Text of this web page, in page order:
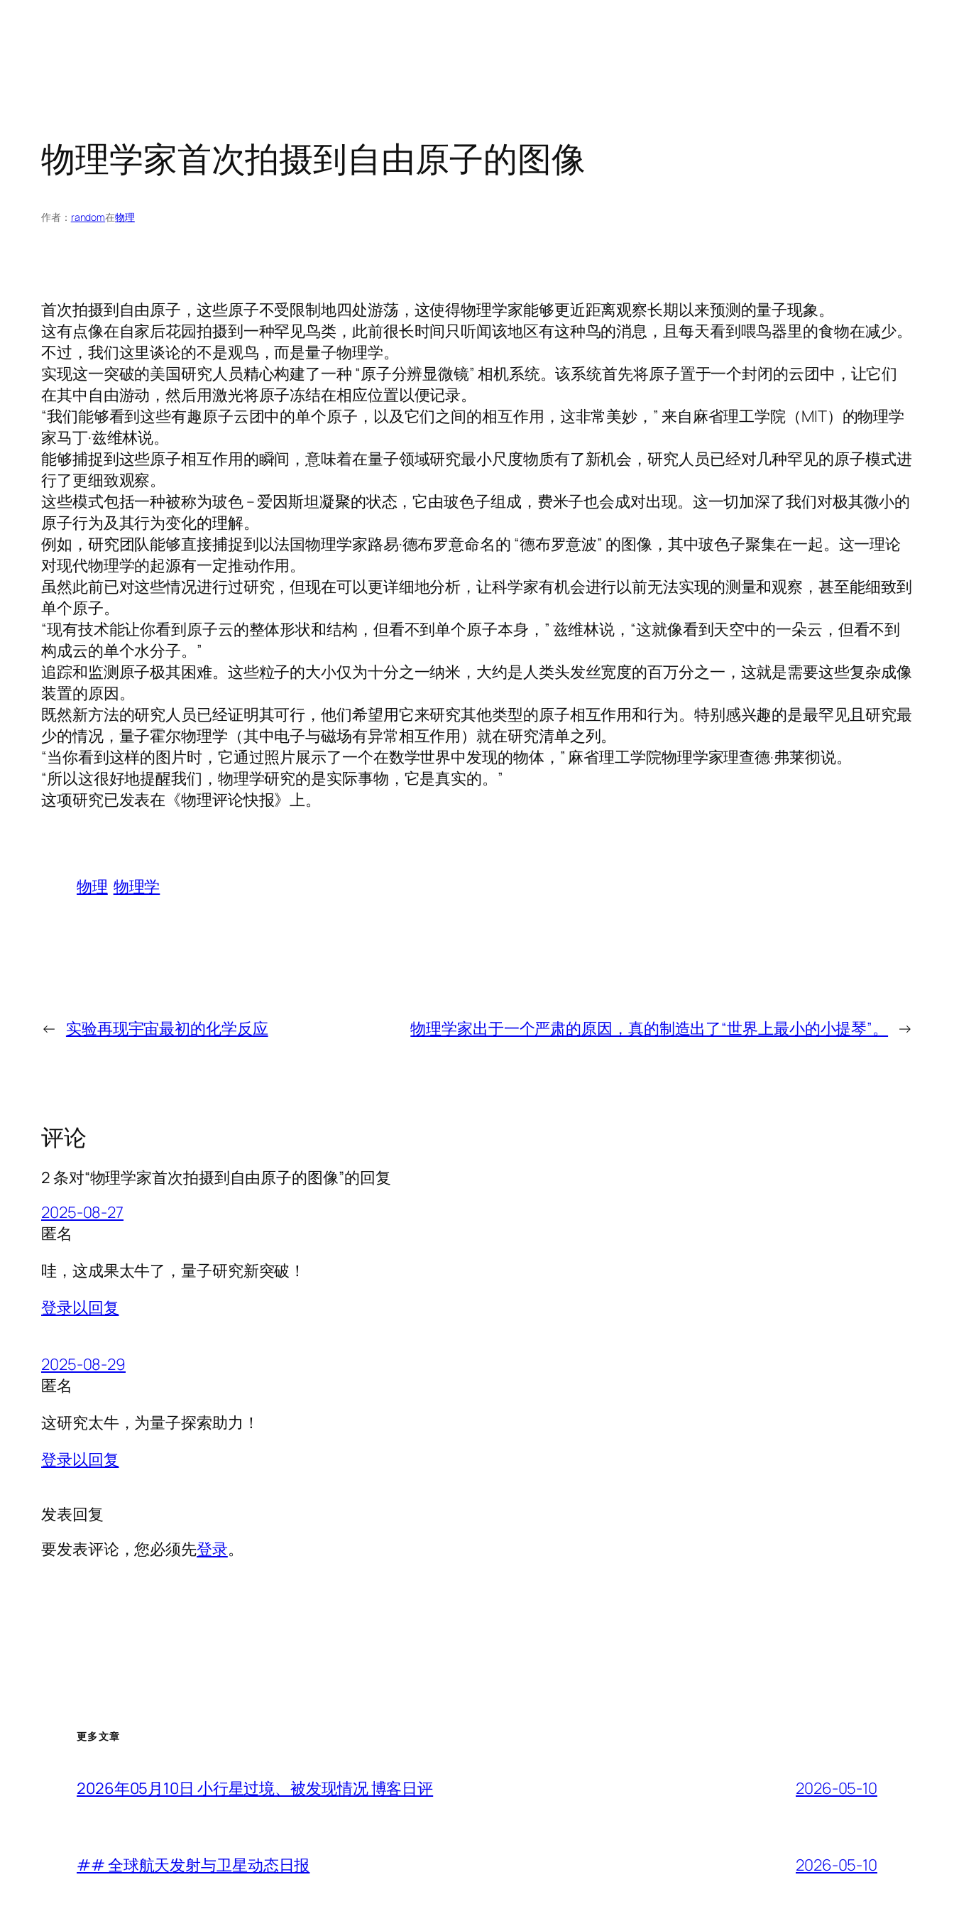
物理学家首次拍摄到自由原子的图像
作者： random在物理
首次拍摄到自由原子，这些原子不受限制地四处游荡，这使得物理学家能够更近距离观察长期以来预测的量子现象。
这有点像在自家后花园拍摄到一种罕见鸟类，此前很长时间只听闻该地区有这种鸟的消息，且每天看到喂鸟器里的食物在减少。
不过，我们这里谈论的不是观鸟，而是量子物理学。
实现这一突破的美国研究人员精心构建了一种 “原子分辨显微镜” 相机系统。该系统首先将原子置于一个封闭的云团中，让它们
在其中自由游动，然后用激光将原子冻结在相应位置以便记录。
“我们能够看到这些有趣原子云团中的单个原子，以及它们之间的相互作用，这非常美妙，” 来自麻省理工学院（MIT）的物理学
家马丁·兹维林说。
能够捕捉到这些原子相互作用的瞬间，意味着在量子领域研究最小尺度物质有了新机会，研究人员已经对几种罕见的原子模式进
行了更细致观察。
这些模式包括一种被称为玻色 – 爱因斯坦凝聚的状态，它由玻色子组成，费米子也会成对出现。这一切加深了我们对极其微小的
原子行为及其行为变化的理解。
例如，研究团队能够直接捕捉到以法国物理学家路易·德布罗意命名的 “德布罗意波” 的图像，其中玻色子聚集在一起。这一理论
对现代物理学的起源有一定推动作用。
虽然此前已对这些情况进行过研究，但现在可以更详细地分析，让科学家有机会进行以前无法实现的测量和观察，甚至能细致到
单个原子。
“现有技术能让你看到原子云的整体形状和结构，但看不到单个原子本身，” 兹维林说，“这就像看到天空中的一朵云，但看不到
构成云的单个水分子。”
追踪和监测原子极其困难。这些粒子的大小仅为十分之一纳米，大约是人类头发丝宽度的百万分之一，这就是需要这些复杂成像
装置的原因。
既然新方法的研究人员已经证明其可行，他们希望用它来研究其他类型的原子相互作用和行为。特别感兴趣的是最罕见且研究最
少的情况，量子霍尔物理学（其中电子与磁场有异常相互作用）就在研究清单之列。
“当你看到这样的图片时，它通过照片展示了一个在数学世界中发现的物体，” 麻省理工学院物理学家理查德·弗莱彻说。
“所以这很好地提醒我们，物理学研究的是实际事物，它是真实的。”
这项研究已发表在《物理评论快报》上。
物理 物理学
← 实验再现宇宙最初的化学反应 物理学家出于一个严肃的原因，真的制造出了“世界上最小的小提琴”。 →
评论
2 条对“物理学家首次拍摄到自由原子的图像”的回复
2025-08-27
匿名
哇，这成果太牛了，量子研究新突破！
登录以回复
2025-08-29
匿名
这研究太牛，为量子探索助力！
登录以回复
发表回复
要发表评论，您必须先登录。
更多文章
2026年05月10日 小行星过境、被发现情况 博客日评 2026-05-10
## 全球航天发射与卫星动态日报 2026-05-10